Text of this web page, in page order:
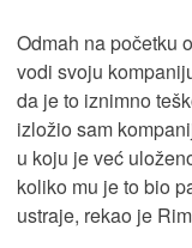
Odmah na početku
vodi svoju
da je to iznimno
izložio sam
u koju je već
koliko mu je to bio
ustraje, rekao je